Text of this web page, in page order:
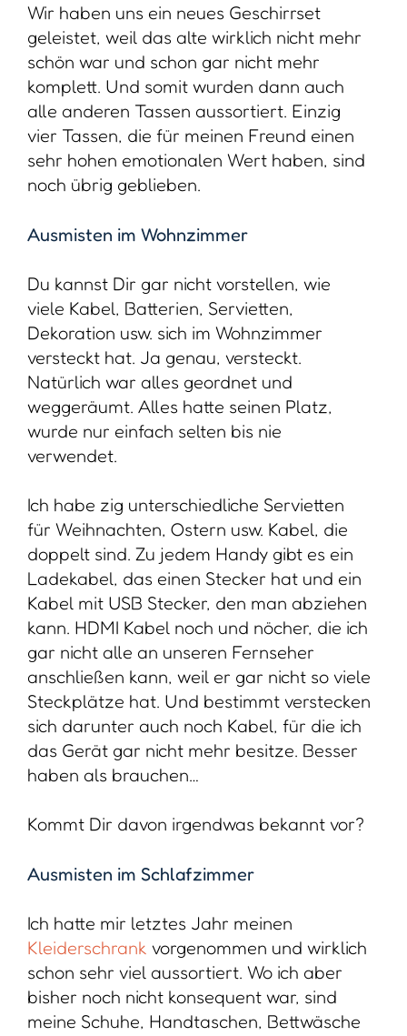
Wir haben uns ein neues Geschirrset
geleistet, weil das alte wirklich nicht mehr
schön war und schon gar nicht mehr
komplett. Und somit wurden dann auch
alle anderen Tassen aussortiert. Einzig
vier Tassen, die für meinen Freund einen
sehr hohen emotionalen Wert haben, sind
noch übrig geblieben.
Ausmisten im Wohnzimmer
Du kannst Dir gar nicht vorstellen, wie
viele Kabel, Batterien, Servietten,
Dekoration usw. sich im Wohnzimmer
versteckt hat. Ja genau, versteckt.
Natürlich war alles geordnet und
weggeräumt. Alles hatte seinen Platz,
wurde nur einfach selten bis nie
verwendet.
Ich habe zig unterschiedliche Servietten
für Weihnachten, Ostern usw. Kabel, die
doppelt sind. Zu jedem Handy gibt es ein
Ladekabel, das einen Stecker hat und ein
Kabel mit USB Stecker, den man abziehen
kann. HDMI Kabel noch und nöcher, die ich
gar nicht alle an unseren Fernseher
anschließen kann, weil er gar nicht so viele
Steckplätze hat. Und bestimmt verstecken
sich darunter auch noch Kabel, für die ich
das Gerät gar nicht mehr besitze. Besser
haben als brauchen…
Kommt Dir davon irgendwas bekannt vor?
Ausmisten im Schlafzimmer
Ich hatte mir letztes Jahr meinen
Kleiderschrank vorgenommen und wirklich
schon sehr viel aussortiert. Wo ich aber
bisher noch nicht konsequent war, sind
meine Schuhe, Handtaschen, Bettwäsche